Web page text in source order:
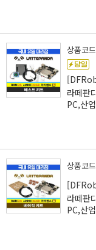
상품코드
라떼판
PC,산
상품코드
라떼판
PC,산